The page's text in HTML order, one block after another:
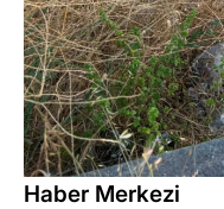
Haber Merkezi